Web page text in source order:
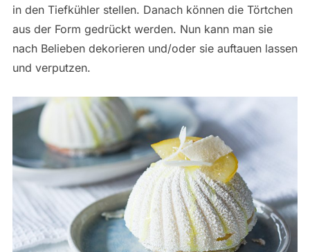
in den Tiefkühler stellen. Danach können die Törtchen
aus der Form gedrückt werden. Nun kann man sie
nach Belieben dekorieren und/oder sie auftauen lassen
und verputzen.